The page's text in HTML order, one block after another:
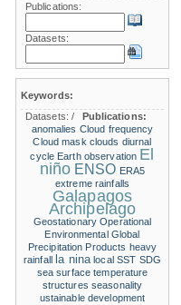
Publications:
Datasets:
Keywords:
Datasets:/
Publications:
anomalies Cloud frequency
Cloud mask clouds diurnal
cycle Earth observation El
niño ENSO ERA5
extreme rainfalls
Galapagos
Archipelago
Geostationary Operational
Environmental Global
Precipitation Products heavy
rainfall
la nina local SST SDG
sea surface temperature
structures seasonality
ustainable development